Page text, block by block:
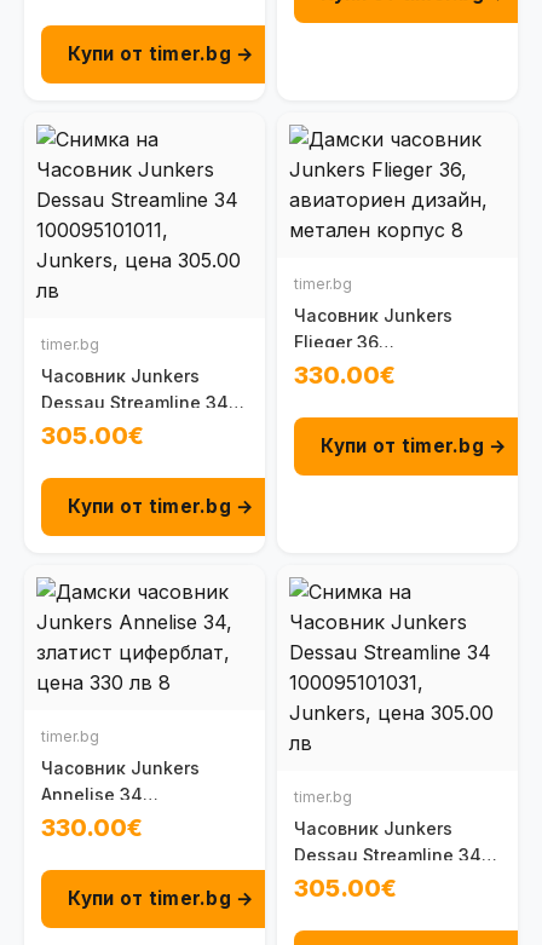
Купи от timer.bg →
timer.bg
Часовник Junkers
Dessau Streamline 34
100095101011
305.00€
Купи от timer.bg →
timer.bg
Часовник Junkers
Flieger 36
100097001030
330.00€
Купи от timer.bg →
timer.bg
Часовник Junkers
Annelise 34
100096102091
330.00€
Купи от timer.bg →
timer.bg
Часовник Junkers
Dessau Streamline 34
100095101031
305.00€